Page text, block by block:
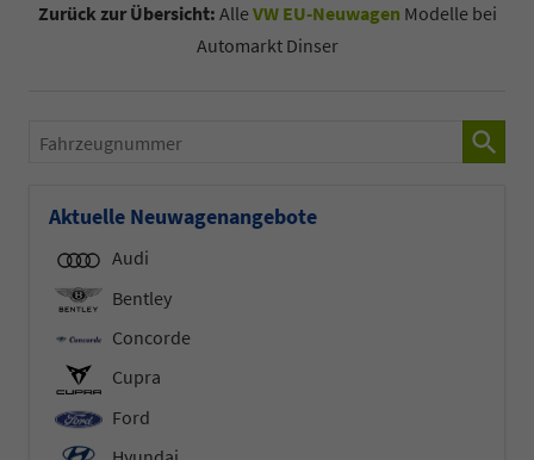
Zurück zur Übersicht: AlleVW EU-Neuwagen Modelle bei
Automarkt Dinser
Fahrzeugnummer
Aktuelle Neuwagenangebote
Audi
Bentley
Concorde
Cupra
Ford